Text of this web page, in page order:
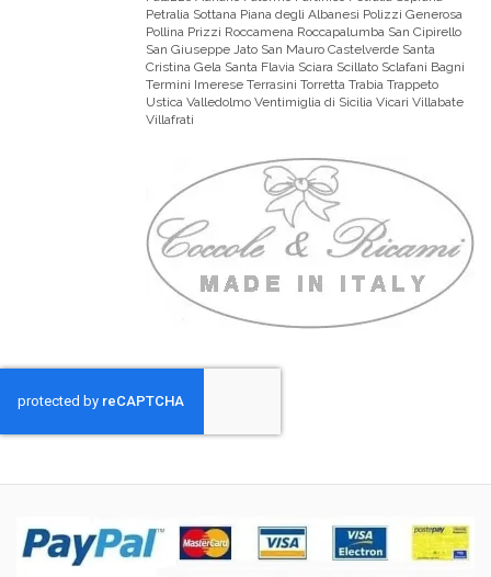
Petralia Sottana Piana degli Albanesi Polizzi Generosa
Pollina Prizzi Roccamena Roccapalumba San Cipirello
San Giuseppe Jato San Mauro Castelverde Santa
Cristina Gela Santa Flavia Sciara Scillato Sclafani Bagni
Termini Imerese Terrasini Torretta Trabia Trappeto
Ustica Valledolmo Ventimiglia di Sicilia Vicari Villabate
Villafrati